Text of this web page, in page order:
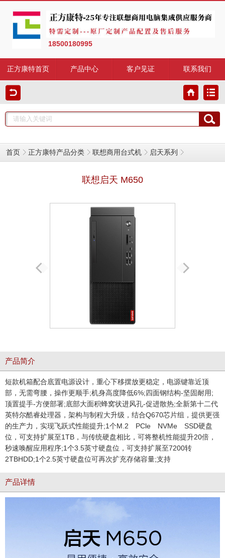
18500180995
正方康特首页 产品中心 客户见证 联系我们
首页 正方康特产品分类 联想商用台式机 启天系列
联想启天 M650
产品简介
短款机箱配合底置电源设计，重心下移摆放更稳定，电源键靠近顶
部，无需弯腰，操作更顺手;机身高度降低6%;四面钢结构-坚固耐用;
顶置提手-方便部署;底部大面积蜂窝状进风孔-促进散热;全新第十二代
英特尔酷睿处理器，架构与制程大升级，结合Q670芯片组，提供更强
的生产力，实现飞跃式性能提升;1个M.2 PCle NVMe SSD硬盘
位，可支持扩展至1TB，与传统硬盘相比，可将整机性能提升20倍，
秒速唤醒应用程序;1个3.5英寸硬盘位，可支持扩展至7200转
2TBHDD;1个2.5英寸硬盘位可再次扩充存储容量;支持
产品详情